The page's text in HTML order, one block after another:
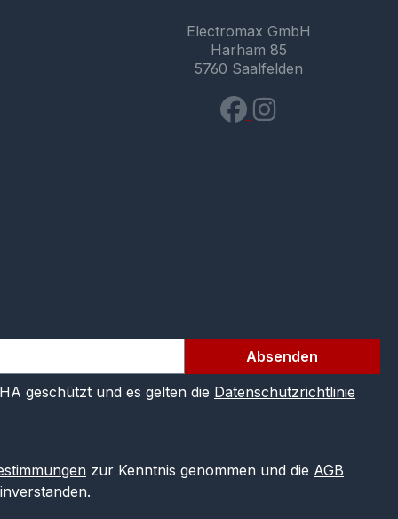
Electromax GmbH
Harham 85
5760 Saalfelden
Absenden
geschützt und es gelten die Datenschutzrichtlinie
zur Kenntnis genommen und die AGB